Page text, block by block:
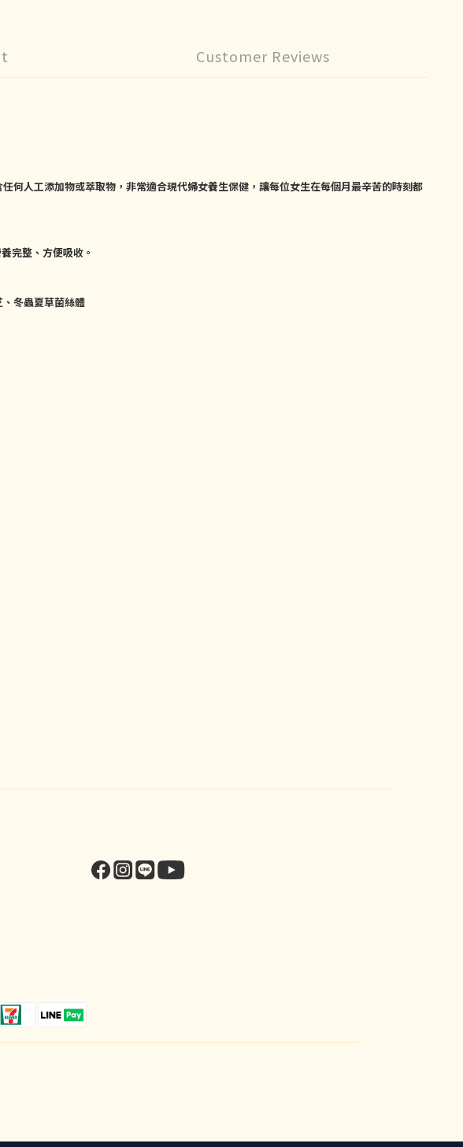
Customer Reviews
何人工添加物或萃取物，非常適合現代婦女養生保健，讓每位女生在每個月最辛苦的時刻都
完整、方便吸收。
冬蟲夏草菌絲體